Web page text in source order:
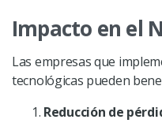
Impacto en el
Las empresas que
tecnológicas pueden
Reducción de